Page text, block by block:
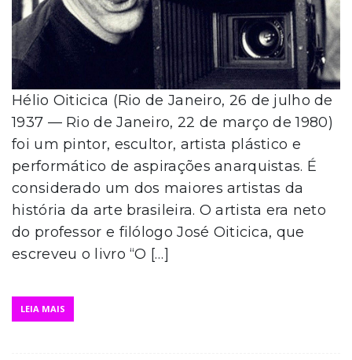
Hélio Oiticica (Rio de Janeiro, 26 de julho de
1937 — Rio de Janeiro, 22 de março de 1980)
foi um pintor, escultor, artista plástico e
performático de aspirações anarquistas. É
considerado um dos maiores artistas da
história da arte brasileira. O artista era neto
do professor e filólogo José Oiticica, que
escreveu o livro “O […]
LEIA MAIS